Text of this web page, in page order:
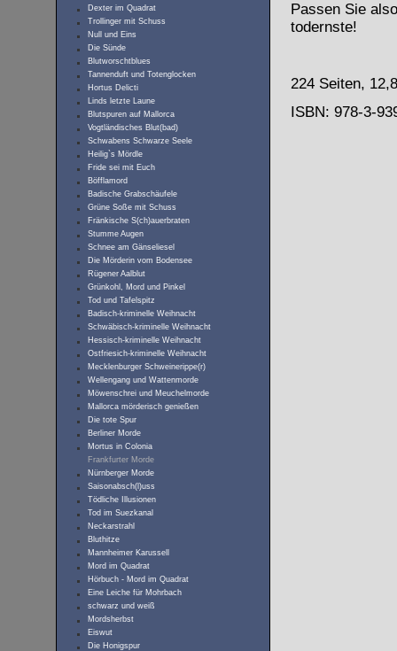
Dexter im Quadrat
Trollinger mit Schuss
Null und Eins
Die Sünde
Blutworschtblues
Tannenduft und Totenglocken
Hortus Delicti
Linds letzte Laune
Blutspuren auf Mallorca
Vogtländisches Blut(bad)
Schwabens Schwarze Seele
Heilig`s Mördle
Fride sei mit Euch
Böfflamord
Badische Grabschäufele
Grüne Soße mit Schuss
Fränkische S(ch)auerbraten
Stumme Augen
Schnee am Gänseliesel
Die Mörderin vom Bodensee
Rügener Aalblut
Grünkohl, Mord und Pinkel
Tod und Tafelspitz
Badisch-kriminelle Weihnacht
Schwäbisch-kriminelle Weihnacht
Hessisch-kriminelle Weihnacht
Ostfriesich-kriminelle Weihnacht
Mecklenburger Schweinerippe(r)
Wellengang und Wattenmorde
Möwenschrei und Meuchelmorde
Mallorca mörderisch genießen
Die tote Spur
Berliner Morde
Mortus in Colonia
Frankfurter Morde
Nürnberger Morde
Saisonabsch(l)uss
Tödliche Illusionen
Tod im Suezkanal
Neckarstrahl
Bluthitze
Mannheimer Karussell
Mord im Quadrat
Hörbuch - Mord im Quadrat
Eine Leiche für Mohrbach
schwarz und weiß
Mordsherbst
Eiswut
Die Honigspur
Passen Sie
todernste!
224 Seiten,
ISBN: 978-3-